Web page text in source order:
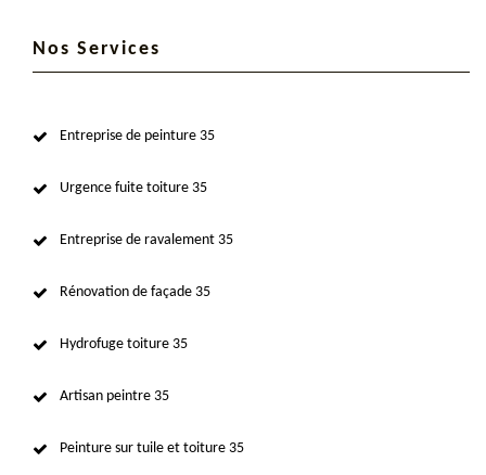
Nos Services
Entreprise de peinture 35
Urgence fuite toiture 35
Entreprise de ravalement 35
Rénovation de façade 35
Hydrofuge toiture 35
Artisan peintre 35
Peinture sur tuile et toiture 35